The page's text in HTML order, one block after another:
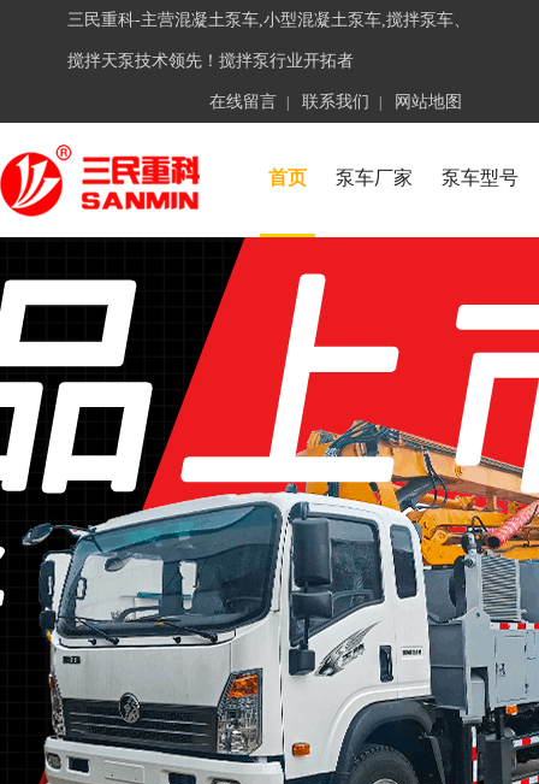
三民重科-主营混凝土泵车,小型混凝土泵车,搅拌泵车、
搅拌天泵技术领先！搅拌泵行业开拓者
在线留言 联系我们 网站地图
首页 泵车厂家 泵车型号